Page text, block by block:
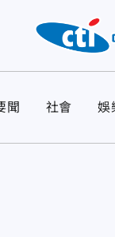
聞 社會 娛